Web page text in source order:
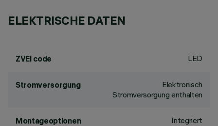
ELEKTRISCHE DATEN
ZVEI code LED
Stromversorgung
Elektronisch
Stromversorgung enthalten
Montageoptionen Integriert